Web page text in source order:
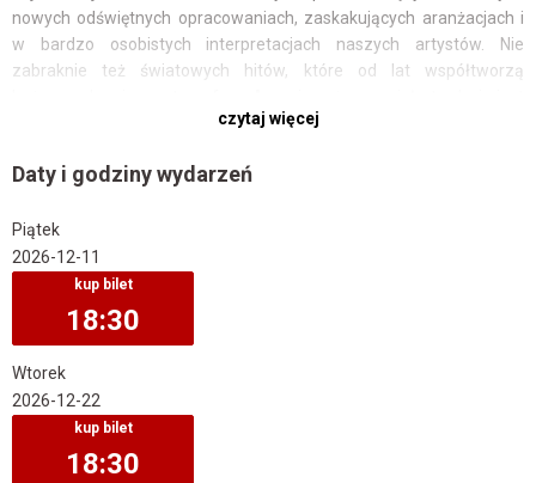
nowych odświętnych opracowaniach, zaskakujących aranżacjach i
w bardzo osobistych interpretacjach naszych artystów. Nie
zabraknie też światowych hitów, które od lat współtworzą
wspólne śpiewanie kolęd, to nie ukrywamy, że zachęcamy do
powinien! Zwłaszcza kolędy w świątecznej atmosferze z naszymi
ma wyjątkowe znaczenie. Kolędujmy, więc razem! Zapraszamy.
czytaj więcej
Daty i godziny wydarzeń
Piątek
2026-12-11
18:30
Wtorek
2026-12-22
18:30